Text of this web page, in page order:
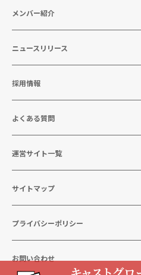
メンバー紹介
ニュースリリース
採用情報
よくある質問
運営サイト一覧
サイトマップ
プライバシーポリシー
お問い合わせ